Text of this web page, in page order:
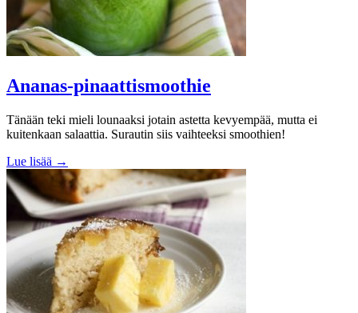
Ananas-pinaattismoothie
Tänään teki mieli lounaaksi jotain astetta kevyempää, mutta ei
kuitenkaan salaattia. Surautin siis vaihteeksi smoothien!
Lue lisää →